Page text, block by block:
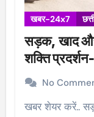
खबर-24x7
सड़क, खाद
शक्ति
No
खबर शेयर करें.. सड़क, खाद और बिजली को लेकर कांग्रेस का